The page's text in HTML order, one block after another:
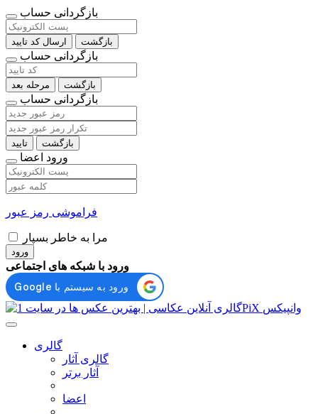
بازگردانی حساب
ارسال کد تایید بازگشت
بازگردانی حساب
مرحله بعد بازگشت
بازگردانی حساب
تایید بازگشت
ورود اعضا
فراموشی رمز عبور
مرا به خاطر بسپار
ورود
ورود با شبکه های اجتماعی
گالری
گالری آثار
آثار برتر
اعضا